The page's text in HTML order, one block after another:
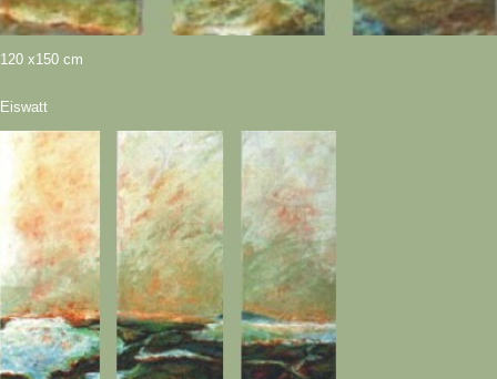
120 x150 cm
Eiswatt